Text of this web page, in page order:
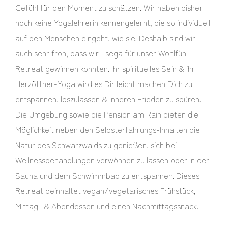
Gefühl für den Moment zu schätzen. Wir haben bisher
noch keine Yogalehrerin kennengelernt, die so individuell
auf den Menschen eingeht, wie sie. Deshalb sind wir
auch sehr froh, dass wir Tsega für unser Wohlfühl-
Retreat gewinnen konnten. Ihr spirituelles Sein & ihr
Herzöffner-Yoga wird es Dir leicht machen Dich zu
entspannen, loszulassen & inneren Frieden zu spüren.
Die Umgebung sowie die Pension am Rain bieten die
Möglichkeit neben den Selbsterfahrungs-Inhalten die
Natur des Schwarzwalds zu genießen, sich bei
Wellnessbehandlungen verwöhnen zu lassen oder in der
Sauna und dem Schwimmbad zu entspannen. Dieses
Retreat beinhaltet vegan/vegetarisches Frühstück,
Mittag- & Abendessen und einen Nachmittagssnack.